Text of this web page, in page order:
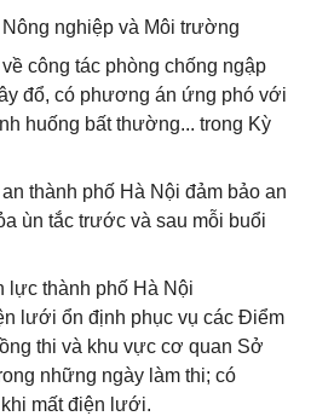
nghiệp và Môi trường
công tác phòng chống ngập
đổ, có phương án ứng phó với
huống bất thường... trong Kỳ
thành phố Hà Nội đảm bảo an
ùn tắc trước và sau mỗi buổi
lực thành phố Hà Nội
lưới ổn định phục vụ các Điểm
thi và khu vực cơ quan Sở
những ngày làm thi; có
mất điện lưới.